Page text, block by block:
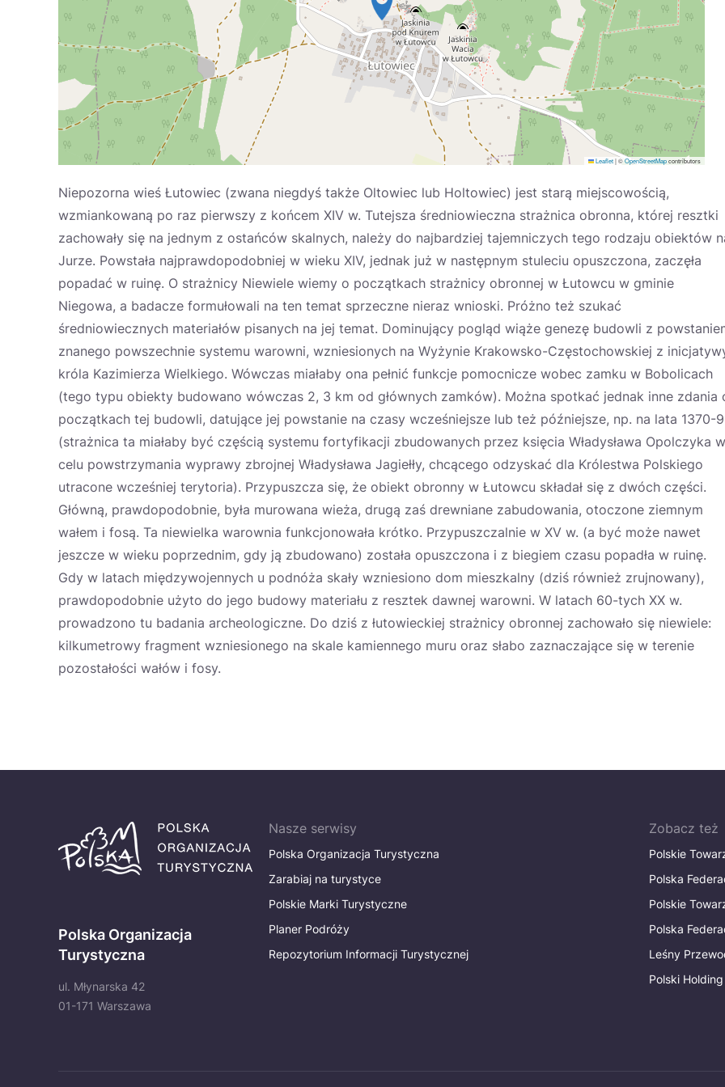
Leaflet|©OpenStreetMapcontributors
Niepozorna wieś Łutowiec (zwana niegdyś także Oltowiec lub Holtowiec) jest starą miejscowością,
wzmiankowaną po raz pierwszy z końcem XIV w. Tutejsza średniowieczna strażnica obronna, której resztki
zachowały się na jednym z ostańców skalnych, należy do najbardziej tajemniczych tego rodzaju obiektów
Jurze. Powstała najprawdopodobniej w wieku XIV, jednak już w następnym stuleciu opuszczona, zaczęła
popadać w ruinę. O strażnicy Niewiele wiemy o początkach strażnicy obronnej w Łutowcu w gminie
Niegowa, a badacze formułowali na ten temat sprzeczne nieraz wnioski. Próżno też szukać
średniowiecznych materiałów pisanych na jej temat. Dominujący pogląd wiąże genezę budowli z
znanego powszechnie systemu warowni, wzniesionych na Wyżynie Krakowsko-Częstochowskiej z
króla Kazimierza Wielkiego. Wówczas miałaby ona pełnić funkcje pomocnicze wobec zamku w Bobolicach
(tego typu obiekty budowano wówczas 2, 3 km od głównych zamków). Można spotkać jednak inne zdania
początkach tej budowli, datujące jej powstanie na czasy wcześniejsze lub też późniejsze, np. na lata 1370-
(strażnica ta miałaby być częścią systemu fortyfikacji zbudowanych przez księcia Władysława Opolczyka w
celu powstrzymania wyprawy zbrojnej Władysława Jagiełły, chcącego odzyskać dla Królestwa Polskiego
utracone wcześniej terytoria). Przypuszcza się, że obiekt obronny w Łutowcu składał się z dwóch części.
Główną, prawdopodobnie, była murowana wieża, drugą zaś drewniane zabudowania, otoczone ziemnym
wałem i fosą. Ta niewielka warownia funkcjonowała krótko. Przypuszczalnie w XV w. (a być może nawet
jeszcze w wieku poprzednim, gdy ją zbudowano) została opuszczona i z biegiem czasu popadła w ruinę.
Gdy w latach międzywojennych u podnóża skały wzniesiono dom mieszkalny (dziś również zrujnowany),
prawdopodobnie użyto do jego budowy materiału z resztek dawnej warowni. W latach 60-tych XX w.
prowadzono tu badania archeologiczne. Do dziś z łutowieckiej strażnicy obronnej zachowało się niewiele:
kilkumetrowy fragment wzniesionego na skale kamiennego muru oraz słabo zaznaczające się w terenie
pozostałości wałów i fosy.
Polska Organizacja
Turystyczna
ul. Młynarska 42
01-171 Warszawa
Nasze serwisy
Polska Organizacja Turystyczna
Zarabiaj na turystyce
Polskie Marki Turystyczne
Planer Podróży
Repozytorium Informacji Turystycznej
Zobacz też
Polskie
Polska
Polskie
Polska
Leśny
Polski